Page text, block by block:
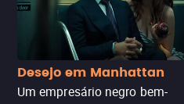
Desejo em Manhattan
Um empresário negro bem-